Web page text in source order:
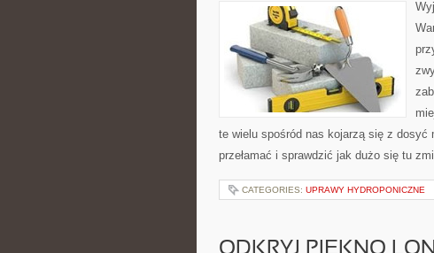
te wielu spośród nas kojarzą się z dosyć
przełamać i sprawdzić jak dużo się tu
CATEGORIES: UPRAWY HYDROPONICZNE